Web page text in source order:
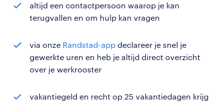
altijd een contactpersoon waarop je kan
terugvallen en om hulp kan vragen
via onze Randstad-app declareer je snel je
gewerkte uren en heb je altijd direct overzicht
over je werkrooster
vakantiegeld en recht op 25 vakantiedagen krijg